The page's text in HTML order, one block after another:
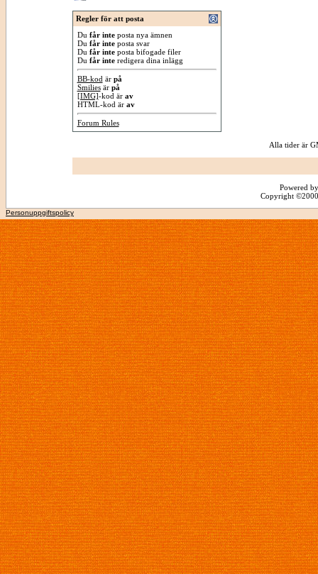
Regler för att posta
Du får inteposta nya ämnen
Du får inteposta svar
Du får inteposta bifogade filer
Du får interedigera dina inlägg
BB-kod är på
Smiliesär på
[IMG]-kod är av
HTML-kod är av
Forum Rules
Alla tider är
Powered
Copyright
Personuppgiftspolicy